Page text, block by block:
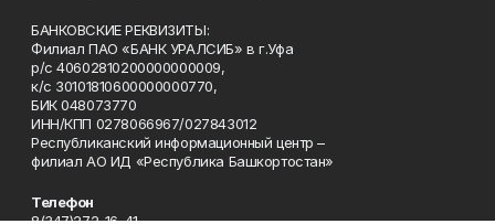
БАНКОВСКИЕ РЕКВИЗИТЫ:
Филиал ПАО «БАНК УРАЛСИБ» в г.Уфа
р/с 40602810200000000009,
к/с 30101810600000000770,
БИК 048073770
ИНН/КПП 0278066967/027843012
Республиканский информационный центр –
филиал АО ИД «Республика Башкортостан»
Телефон